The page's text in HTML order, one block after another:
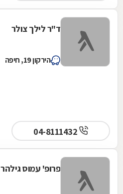
ד"ר לילך צולר
הירקון 19, חיפה
פרופ' עמוס גילהר